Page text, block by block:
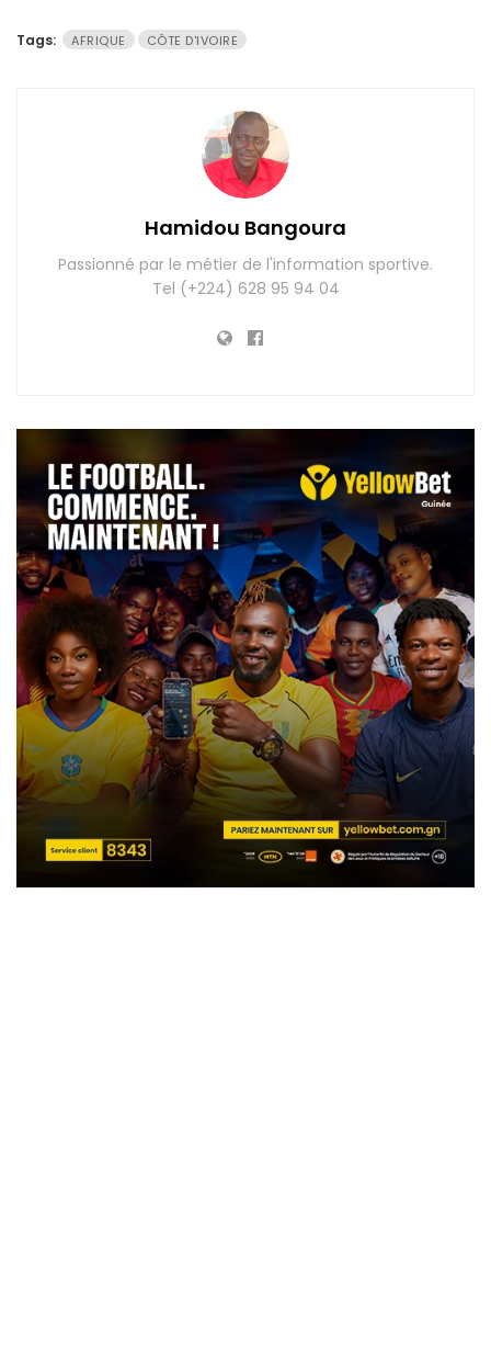
Tags: AFRIQUE CÔTE D'IVOIRE
Hamidou Bangoura
Passionné par le métier de l'information sportive.
Tel (+224) 628 95 94 04